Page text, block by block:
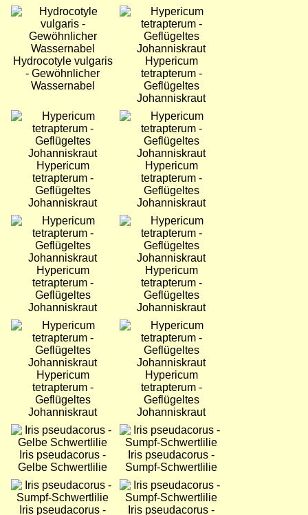
Bild
Hydrocotyle vulgaris
- Gewöhnlicher
Wassernabel
Bild
Hypericum
tetrapterum -
Geflügeltes
Johanniskraut
Bild
Hypericum
tetrapterum -
Geflügeltes
Johanniskraut
Bild
Hypericum
tetrapterum -
Geflügeltes
Johanniskraut
Bild
Hypericum
tetrapterum -
Geflügeltes
Johanniskraut
Bild
Hypericum
tetrapterum -
Geflügeltes
Johanniskraut
Bild
Hypericum
tetrapterum -
Geflügeltes
Johanniskraut
Bild
Hypericum
tetrapterum -
Geflügeltes
Johanniskraut
Bild
Iris pseudacorus -
Gelbe Schwertlilie
Bild
Iris pseudacorus -
Sumpf-Schwertlilie
Bild
Iris pseudacorus -
Bild
Iris pseudacorus -